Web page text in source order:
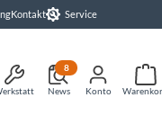
Kontakt Service
News
8
Konto